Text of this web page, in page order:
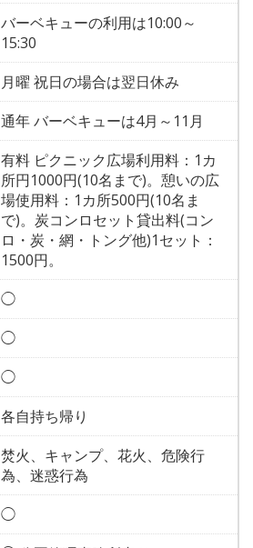
バーベキューの利用は10:00～
15:30
月曜 祝日の場合は翌日休み
通年 バーベキューは4月～11月
有料 ピクニック広場利用料：1カ
所円1000円(10名まで)。憩いの広
場使用料：1カ所500円(10名ま
で)。炭コンロセット貸出料(コン
ロ・炭・網・トング他)1セット：
1500円。
◯
◯
◯
各自持ち帰り
焚火、キャンプ、花火、危険行
為、迷惑行為
◯